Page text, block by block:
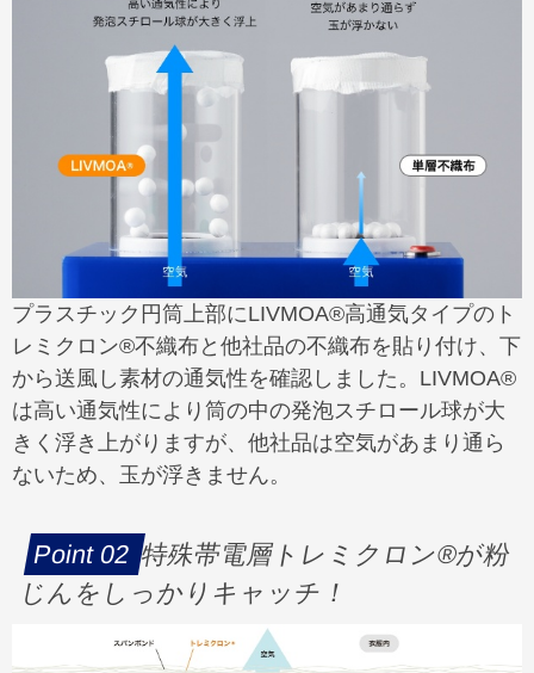
プラスチック円筒上部にLIVMOA®高通気タイプのト
レミクロン®不織布と他社品の不織布を貼り付け、下
から送風し素材の通気性を確認しました。LIVMOA®
は高い通気性により筒の中の発泡スチロール球が大
きく浮き上がりますが、他社品は空気があまり通ら
ないため、玉が浮きません。
特殊帯電層トレミクロン®が粉
じんをしっかりキャッチ！